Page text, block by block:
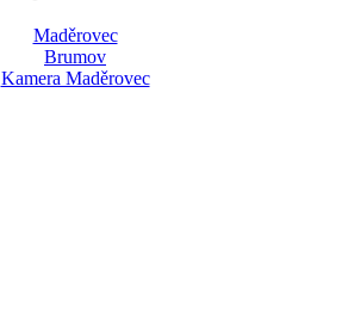
Maděrovec
Brumov
Kamera Maděrovec